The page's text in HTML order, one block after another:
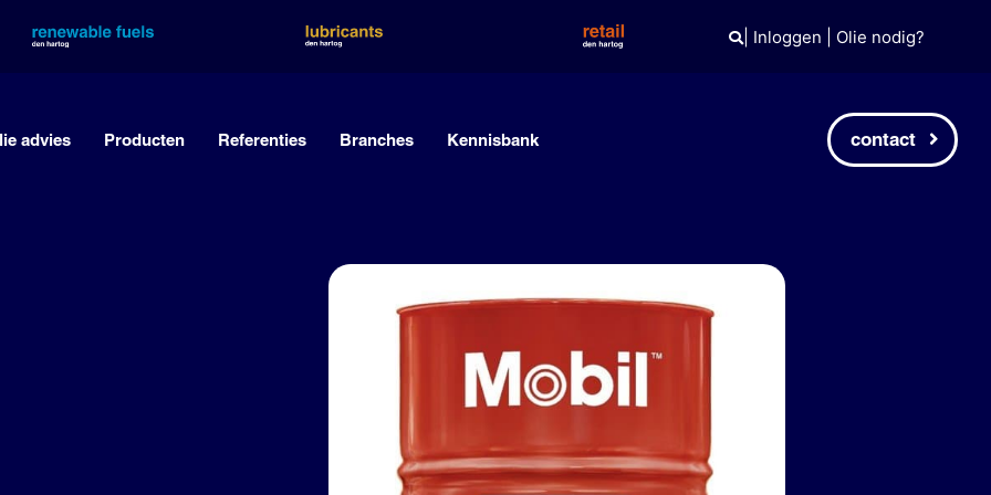
| Inloggen Olie nodig?
advies Producten Referenties Branches Kennisbank contact